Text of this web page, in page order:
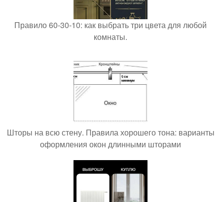
Правило 60-30-10: как выбрать три цвета для любой
комнаты.
Шторы на всю стену. Правила хорошего тона: варианты
оформления окон длинными шторами